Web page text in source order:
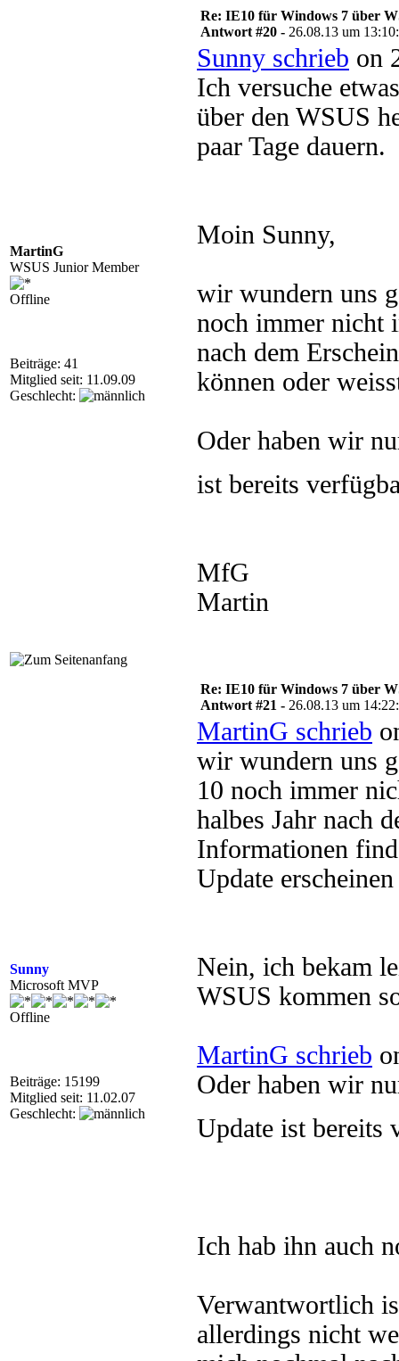
MartinG
WSUS Junior Member
Offline
Beiträge: 41
Mitglied seit: 11.09.09
Geschlecht:
Re: IE10 für Windows 7 über
Antwort #20 - 26.08.13 um
Sunny schrieb on
Ich versuche
über den WSUS
paar Tage dauern.
Moin Sunny,
wir wundern uns
noch immer nicht
nach dem
können oder
Oder haben wir
ist bereits
MfG
Martin
Sunny
Microsoft MVP
Offline
Beiträge: 15199
Mitglied seit: 11.02.07
Geschlecht:
Re: IE10 für Windows 7 über
Antwort #21 - 26.08.13 um
MartinG schrieb
wir wundern uns
10 noch immer
halbes Jahr nach
Informationen
Update
Nein, ich bekam
WSUS kommen
MartinG schrieb
Oder haben wir
Update ist bereits
Ich hab ihn auch
Verwantwortlich
allerdings nicht